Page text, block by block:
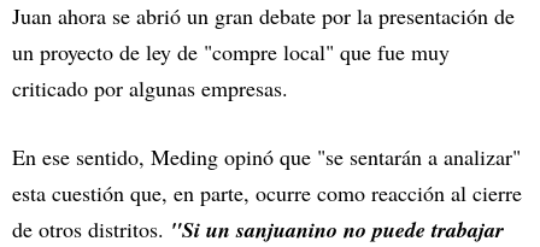
Juan ahora se abrió un gran debate por la presentación de
un proyecto de ley de "compre local" que fue muy
criticado por algunas empresas.
En ese sentido, Meding opinó que "se sentarán a analizar"
esta cuestión que, en parte, ocurre como reacción al cierre
de otros distritos. "Si un sanjuanino no puede trabajar